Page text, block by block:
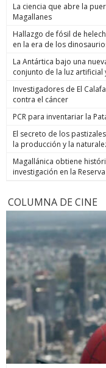
La ciencia que abre la
Magallanes
Hallazgo de fósil de
en la era de los
La Antártica bajo una
conjunto de la luz
Investigadores de El
contra el cáncer
PCR para inventariar la
El secreto de los
la producción y la
Magallánica obtiene
investigación en la
COLUMNA DE CINE